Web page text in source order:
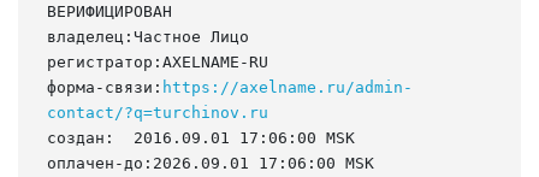
ВЕРИФИЦИРОВАН
владелец:Частное Лицо
регистратор:AXELNAME-RU
форма-связи: https://axelname.ru/admin-
contact/?q=turchinov.ru
создан:  2016.09.01 17:06:00 MSK
оплачен-до:2026.09.01 17:06:00 MSK